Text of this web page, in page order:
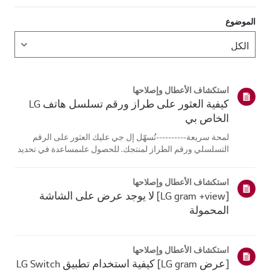
الموضوع
استكشاف الأعطال وإصلاحها
كيفية العثور على طراز ورقم تسلسل هاتف LG
الخاص بي
لمحة سريعة----------تُسهّل إل جي عليك العثور على الرقم
التسلسلي ورقم الطراز لمنتجك. للحصول علىمساعدة في تحديد
تختلف الصور أو ا...
استكشاف الأعطال وإصلاحها
[LG gram +view] لا يوجد عرض على الشاشة
المحمولة
استكشاف الأعطال وإصلاحها
[عرض LG gram] كيفية استخدام تطبيق LG Switch